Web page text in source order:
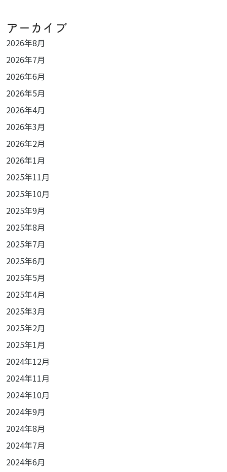
アーカイブ
2026年8月
2026年7月
2026年6月
2026年5月
2026年4月
2026年3月
2026年2月
2026年1月
2025年11月
2025年10月
2025年9月
2025年8月
2025年7月
2025年6月
2025年5月
2025年4月
2025年3月
2025年2月
2025年1月
2024年12月
2024年11月
2024年10月
2024年9月
2024年8月
2024年7月
2024年6月